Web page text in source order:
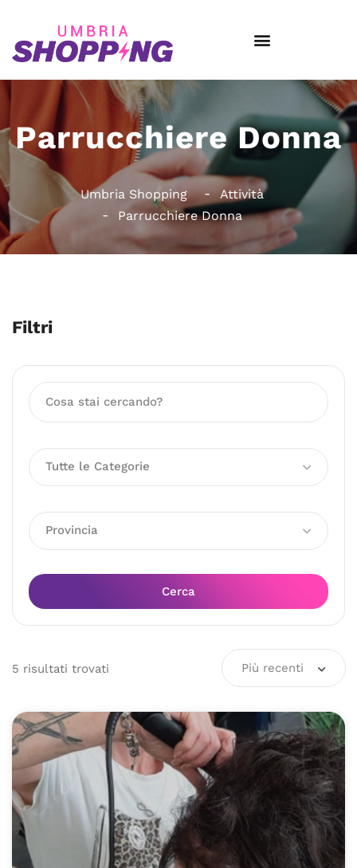
Parrucchiere Donna
Umbria Shopping
Attività
Parrucchiere Donna
Filtri
Tutte le Categorie
Provincia
Cerca
5 risultati trovati Più recenti